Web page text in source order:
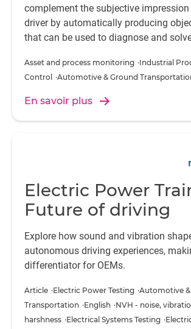
complement the subjective
driver by automatically producing
that can be used to diagnose and
Asset and process monitoring Industrial
Control
Automotive & Ground
En savoir plus
Electric Power
Future of driving
Explore how sound and vibration
autonomous driving experiences,
differentiator for OEMs.
Article Electric Power Testing Automotive &
Transportation English NVH - noise,
harshness Electrical Systems Testing